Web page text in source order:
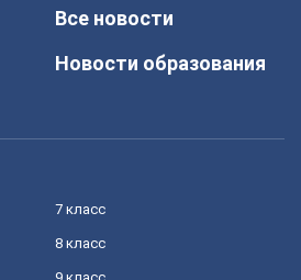
Все новости
Новости образования
7 класс
8 класс